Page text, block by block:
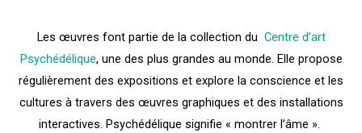
Les œuvres font partie de la collection du Centre d’art
Psychédélique, une des plus grandes au monde. Elle propose
régulièrement des expositions et explore la conscience et les
cultures à travers des œuvres graphiques et des installations
interactives. Psychédélique signifie « montrer l’âme ».